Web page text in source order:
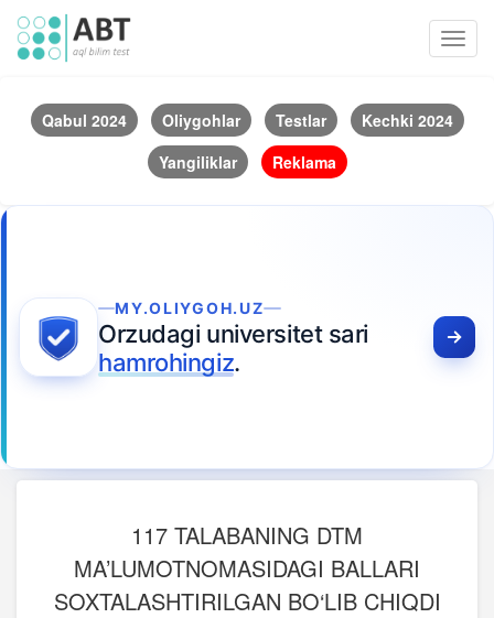
Qabul 2024 Oliygohlar Testlar
Kechki 2024
Yangiliklar
Reklama
MY.OLIYGOH.UZ
Orzudagi universitet sari
hamrohingiz.
117 TALABANING DTM
MA’LUMOTNOMASIDAGI BALLARI
SOXTALASHTIRILGAN BO‘LIB CHIQDI